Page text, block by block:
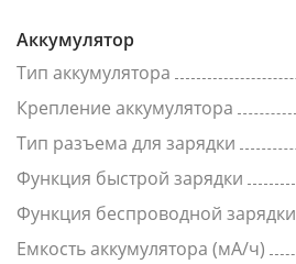
Аккумулятор
Тип аккумулятора
Крепление аккумулятора
Тип разъема для зарядки
Функция быстрой зарядки
Функция беспроводной зарядки
Емкость аккумулятора (мА/ч)